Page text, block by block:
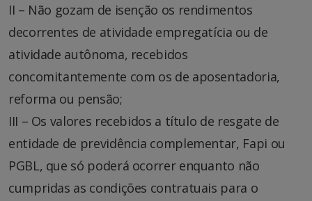
II – Não gozam de isenção os rendimentos
decorrentes de atividade empregatícia ou de
atividade autônoma, recebidos
concomitantemente com os de aposentadoria,
reforma ou pensão;
III – Os valores recebidos a título de resgate de
entidade de previdência complementar, Fapi ou
PGBL, que só poderá ocorrer enquanto não
cumpridas as condições contratuais para o